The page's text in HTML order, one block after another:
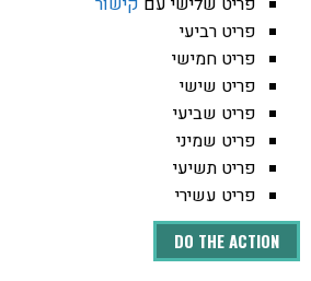
פריט רביעי
פריט חמישי
פריט שישי
פריט שביעי
פריט שמיני
פריט תשיעי
פריט עשירי
DO THE ACTION